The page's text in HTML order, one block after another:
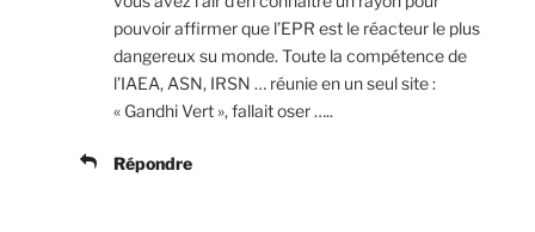
pouvoir affirmer que l’EPR est le réacteur le plus
dangereux su monde. Toute la compétence de
l’IAEA, ASN, IRSN … réunie en un seul site :
« Gandhi Vert », fallait oser …..
Répondre